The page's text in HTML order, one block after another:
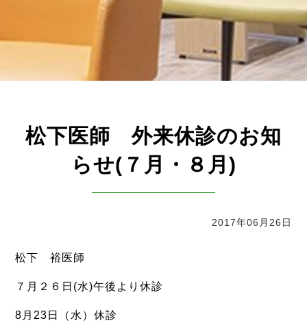
松下医師 外来休診のお知
らせ(７月・８月)
2017年06月26日
松下 裕医師
７月２６日(水)午後より休診
8月23日（水）休診